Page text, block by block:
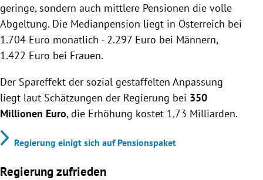
geringe, sondern auch mittlere Pensionen die volle
Abgeltung. Die Medianpension liegt in Österreich bei
1.704 Euro monatlich - 2.297 Euro bei Männern,
1.422 Euro bei Frauen.
Der Spareffekt der sozial gestaffelten Anpassung
liegt laut Schätzungen der Regierung bei 350
Millionen Euro, die Erhöhung kostet 1,73 Milliarden.
Regierung einigt sich auf Pensionspaket
Regierung zufrieden